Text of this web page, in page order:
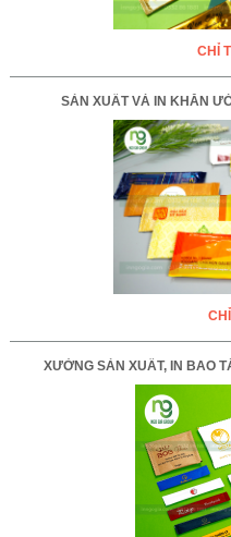
CHỈ
SẢN XUẤT VÀ IN KHĂN
XƯỞNG SẢN XUẤT, IN BAO